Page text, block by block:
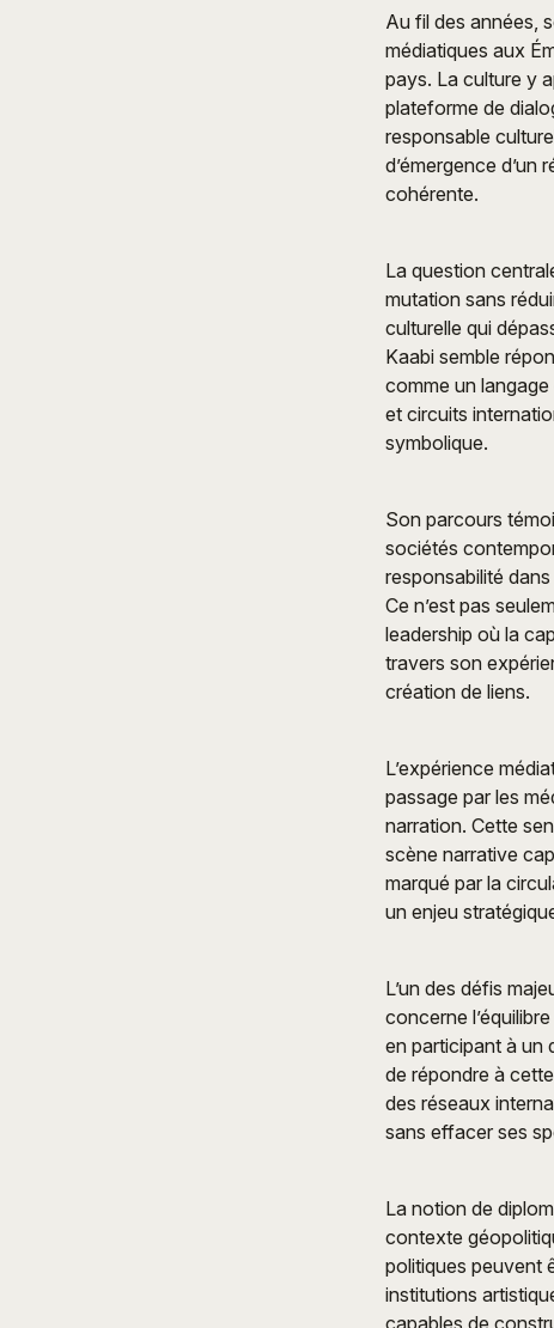
Au fil des années,
médiatiques aux
pays. La culture y
plateforme de
responsable
d’émergence
cohérente.
La question
mutation sans
culturelle qui
Kaabi semble
comme un langage
et circuits
symbolique.
Son parcours
sociétés
responsabilité
Ce n’est pas
leadership où la
travers son
création de liens.
L’expérience
passage par les
narration. Cette
scène narrative
marqué par la
un enjeu
L’un des défis
concerne
en participant à un
de répondre à
des réseaux
sans effacer ses
La notion de
contexte
politiques peuvent
institutions